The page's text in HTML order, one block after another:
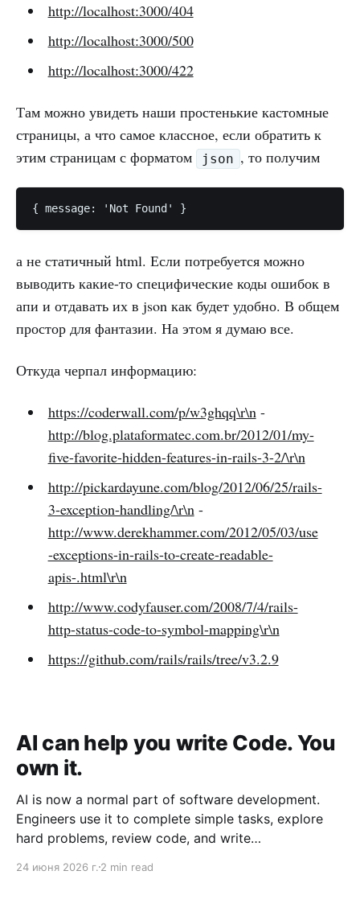
http://localhost:3000/404
http://localhost:3000/500
http://localhost:3000/422
Там можно увидеть наши простенькие кастомные
страницы, а что самое классное, если обратить к
этим страницам с форматом
json , то получим
а не статичный html. Если потребуется можно
выводить какие-то специфические коды ошибок в
апи и отдавать их в json как будет удобно. В общем
простор для фантазии. На этом я думаю все.
Откуда черпал информацию:
https://coderwall.com/p/w3ghqq\r\n-
http://blog.plataformatec.com.br/2012/01/my-
five-favorite-hidden-features-in-rails-3-2/\r\n
http://pickardayune.com/blog/2012/06/25/rails-
3-exception-handling/\r\n-
http://www.derekhammer.com/2012/05/03/use
-exceptions-in-rails-to-create-readable-
apis-.html\r\n
http://www.codyfauser.com/2008/7/4/rails-
http-status-code-to-symbol-mapping\r\n
https://github.com/rails/rails/tree/v3.2.9
AI can help you write Code. You
own it.
AI is now a normal part of software development.
Engineers use it to complete simple tasks, explore
hard problems, review code, and write
brainstorm, create guidelines, and improve how
24 июня 2026 г. 2 min read